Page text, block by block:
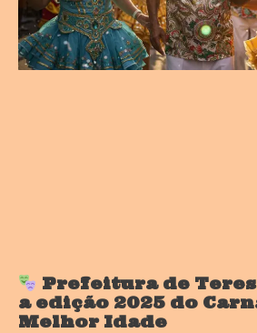
Prefeitura de
a edição 2025 do
Melhor Idade